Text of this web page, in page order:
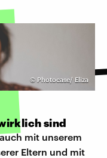
© Photocase/ Eliza
sind
mit unserem
Eltern und mit